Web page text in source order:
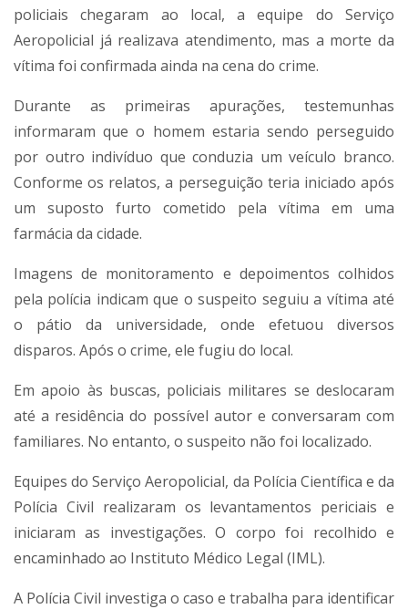
policiais chegaram ao local, a equipe do Serviço
Aeropolicial já realizava atendimento, mas a morte da
vítima foi confirmada ainda na cena do crime.
Durante as primeiras apurações, testemunhas
informaram que o homem estaria sendo perseguido
por outro indivíduo que conduzia um veículo branco.
Conforme os relatos, a perseguição teria iniciado após
um suposto furto cometido pela vítima em uma
farmácia da cidade.
Imagens de monitoramento e depoimentos colhidos
pela polícia indicam que o suspeito seguiu a vítima até
o pátio da universidade, onde efetuou diversos
disparos. Após o crime, ele fugiu do local.
Em apoio às buscas, policiais militares se deslocaram
até a residência do possível autor e conversaram com
familiares. No entanto, o suspeito não foi localizado.
Equipes do Serviço Aeropolicial, da Polícia Científica e da
Polícia Civil realizaram os levantamentos periciais e
iniciaram as investigações. O corpo foi recolhido e
encaminhado ao Instituto Médico Legal (IML).
A Polícia Civil investiga o caso e trabalha para identificar